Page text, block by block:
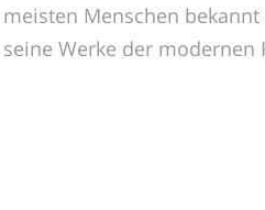
meisten Menschen bekannt
seine Werke der modernen